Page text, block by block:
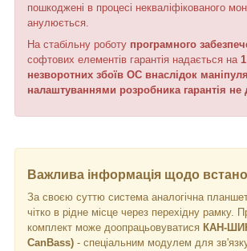
пошкоджені в процесі некваліфікованого
анулюється.
На стабільну роботу програмного
софтових елементів гарантія надається на
незворотних збоїв ОС внаслідок
налаштуваннями розробника гарантія не
Важлива інформація щодо
За своєю суттю система аналогічна
чітко в рідне місце через перехідну рамку.
комплект може доопрацьовуватися КАН-
CanBass) - спеціальним модулем для